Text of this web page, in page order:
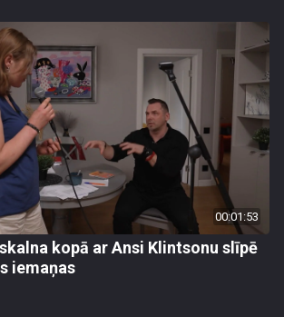
00:01:53
kopā ar Ansi Klintsonu slīpē
iemaņas